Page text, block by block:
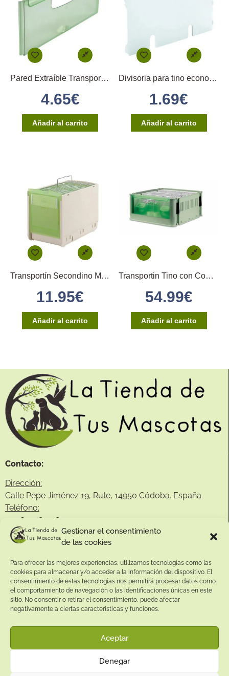
Gestionar el consentimiento
de las cookies
Para ofrecer las mejores experiencias, utilizamos tecnologías como las
cookies para almacenar y/o acceder a la información del dispositivo. El
consentimiento de estas tecnologías nos permitirá procesar datos como
el comportamiento de navegación o las identificaciones únicas en este
sitio. No consentir o retirar el consentimiento, puede afectar
negativamente a ciertas características y funciones.
Aceptar
Denegar
Pared Extraíble Transportin Tino Art 215 2Gr
4.65€
Añadir al carrito
Divisoria para tino economy
1.69€
Añadir al carrito
Transportín Secondino Medio 2GR – Oficial COM-ES
11.95€
Añadir al carrito
Transportin Tino con Comedero Externos
54.99€
Añadir al carrito
Contacto:
Dirección:
Calle Pepe Jiménez 19, Rute, 14950 Códoba. España
Teléfono:
641081328
Email:
info@
latiendadetusmascotas.com
Enlaces de interés:
Aviso Legal
Términos y condiciones
Política de devoluciones
Política de cookies